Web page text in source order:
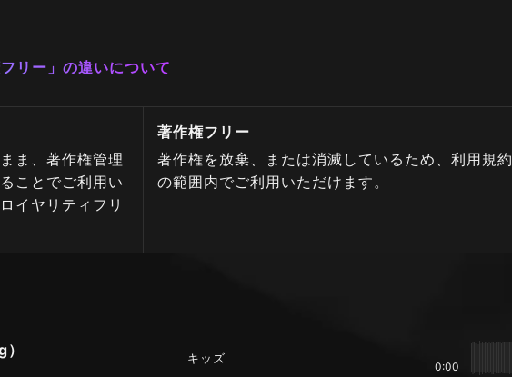
リー」の違いについて
ま、著作権管理
ことでご利用い
イヤリティフリ
著作権フリー
著作権を放棄、または消滅しているため、利用規約
の範囲内でご利用いただけます。
キッズ
0:00